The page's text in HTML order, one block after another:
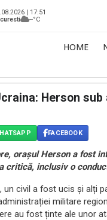
| 17:51
--°C
HOME
Herson
FACEBOOK
orașul Herson a fost
critică, inclusiv o
un civil a fost ucis și alți
militare
au fost ținte ale unor